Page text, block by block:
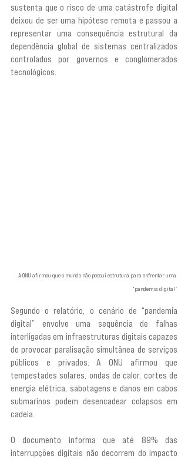
sustenta que o risco de uma catástrofe digital
deixou de ser uma hipótese remota e passou a
representar uma consequência estrutural da
dependência global de sistemas centralizados
controlados por governos e conglomerados
tecnológicos.
A ONU afirmou que o mundo não possui estrutura para enfrentar uma
“pandemia digital”
Segundo o relatório, o cenário de “pandemia
digital” envolve uma sequência de falhas
interligadas em infraestruturas digitais capazes
de provocar paralisação simultânea de serviços
públicos e privados. A ONU afirmou que
tempestades solares, ondas de calor, cortes de
energia elétrica, sabotagens e danos em cabos
submarinos podem desencadear colapsos em
cadeia.
O documento informa que até 89% das
interrupções digitais não decorrem do impacto